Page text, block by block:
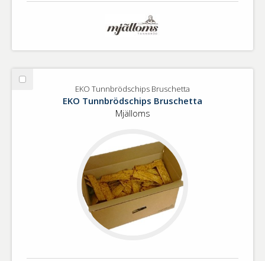
Välj
Tunnbrödschips
EKO Tunnbrödschips Bruschetta
EKO Tunnbrödschips Bruschetta
Mjälloms